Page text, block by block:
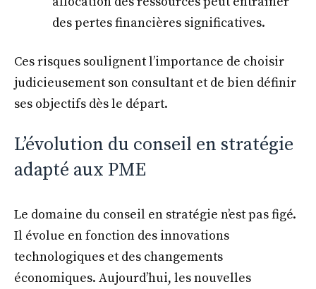
des pertes financières significatives.
Ces risques soulignent l’importance de choisir
judicieusement son consultant et de bien définir
ses objectifs dès le départ.
L’évolution du conseil en stratégie
adapté aux PME
Le domaine du conseil en stratégie n’est pas figé.
Il évolue en fonction des innovations
technologiques et des changements
économiques. Aujourd’hui, les nouvelles